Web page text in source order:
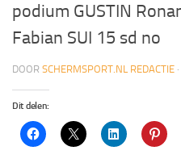
podium GUSTIN
Fabian SUI 15 sd no
DOOR SCHERMSPORT.NL REDACTIE ·
Dit delen: